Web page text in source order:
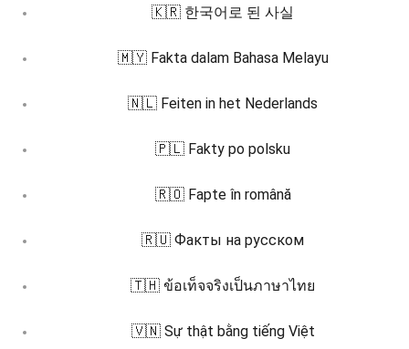
🇰🇷 한국어로 된 사실
🇲🇾 Fakta dalam Bahasa Melayu
🇳🇱 Feiten in het Nederlands
🇵🇱 Fakty po polsku
🇷🇴 Fapte în română
🇷🇺 Факты на русском
🇹🇭 ข้อเท็จจริงเป็นภาษาไทย
🇻🇳 Sự thật bằng tiếng Việt